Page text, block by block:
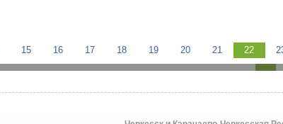
15 16 17 18 19 20 21 22